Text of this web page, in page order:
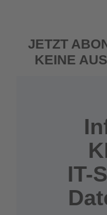
JETZT
KEINE
IT-